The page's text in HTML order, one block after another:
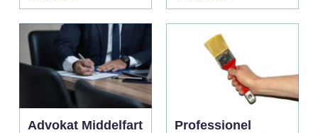
Advokat Middelfart
Professionel